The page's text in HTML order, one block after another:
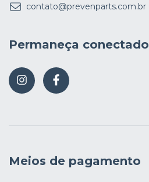
contato@prevenparts.com.br
Permaneça conectado
Meios de pagamento